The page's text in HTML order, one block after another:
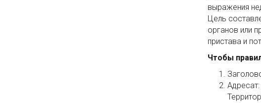
выражения
Цель
органов или
пристава и
Чтобы